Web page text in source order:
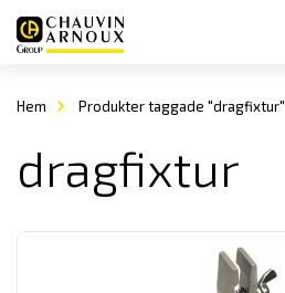
Hem Produkter taggade "dragfixtur"
dragfixtur